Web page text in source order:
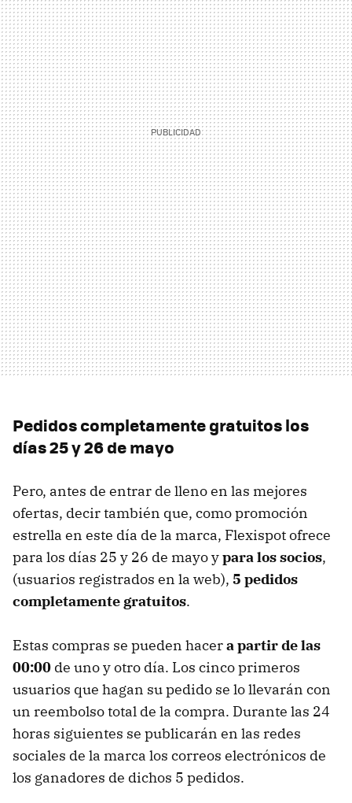
Pedidos completamente gratuitos los
días 25 y 26 de mayo
Pero, antes de entrar de lleno en las mejores
ofertas, decir también que, como promoción
estrella en este día de la marca, Flexispot ofrece
para los días 25 y 26 de mayo ypara los socios,
(usuarios registrados en la web), 5 pedidos
completamente gratuitos.
Estas compras se pueden hacera partir de las
00:00 de uno y otro día. Los cinco primeros
usuarios que hagan su pedido se lo llevarán con
un reembolso total de la compra. Durante las 24
horas siguientes se publicarán en las redes
sociales de la marca los correos electrónicos de
los ganadores de dichos 5 pedidos.